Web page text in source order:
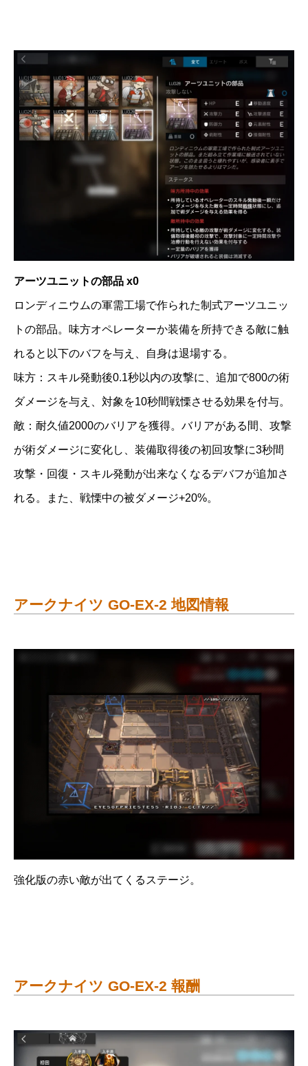
アーツユニットの部品 x0
ロンディニウムの軍需工場で作られた制式アーツユニッ
トの部品。味方オペレーターか装備を所持できる敵に触
れると以下のバフを与え、自身は退場する。
味方：スキル発動後0.1秒以内の攻撃に、追加で800の術
ダメージを与え、対象を10秒間戦慄させる効果を付与。
敵：耐久値2000のバリアを獲得。バリアがある間、攻撃
が術ダメージに変化し、装備取得後の初回攻撃に3秒間
攻撃・回復・スキル発動が出来なくなるデバフが追加さ
れる。また、戦慄中の被ダメージ+20%。
アークナイツ GO-EX-2 地図情報
強化版の赤い敵が出てくるステージ。
アークナイツ GO-EX-2 報酬